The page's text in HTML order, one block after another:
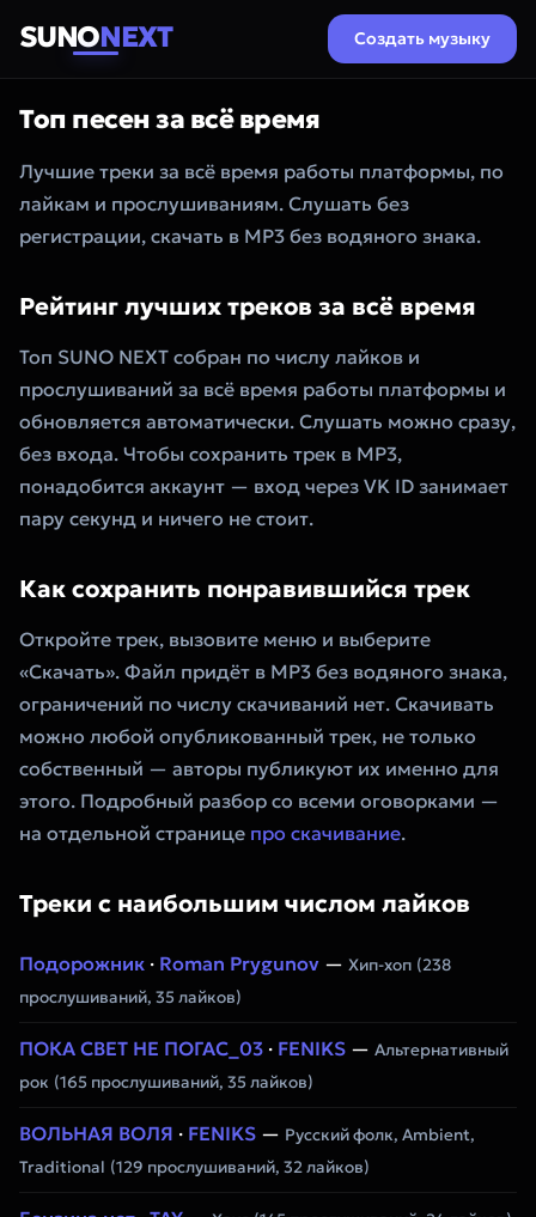
SUNONEXT Создать музыку
Топ песен за всё время
Лучшие треки за всё время работы платформы, по
лайкам и прослушиваниям. Слушать без
регистрации, скачать в MP3 без водяного знака.
Рейтинг лучших треков за всё время
Топ SUNO NEXT собран по числу лайков и
прослушиваний за всё время работы платформы и
обновляется автоматически. Слушать можно сразу,
без входа. Чтобы сохранить трек в MP3,
понадобится аккаунт — вход через VK ID занимает
пару секунд и ничего не стоит.
Как сохранить понравившийся трек
Откройте трек, вызовите меню и выберите
«Скачать». Файл придёт в MP3 без водяного знака,
ограничений по числу скачиваний нет. Скачивать
можно любой опубликованный трек, не только
собственный — авторы публикуют их именно для
этого. Подробный разбор со всеми оговорками —
на отдельной странице про скачивание.
Треки с наибольшим числом лайков
Подорожник · Roman Prygunov — Хип-хоп (238
прослушиваний, 35 лайков)
ПОКА СВЕТ НЕ ПОГАС_03 · FENIKS — Альтернативный
рок (165 прослушиваний, 35 лайков)
ВОЛЬНАЯ ВОЛЯ · FENIKS — Русский фолк, Ambient,
Traditional (129 прослушиваний, 32 лайков)